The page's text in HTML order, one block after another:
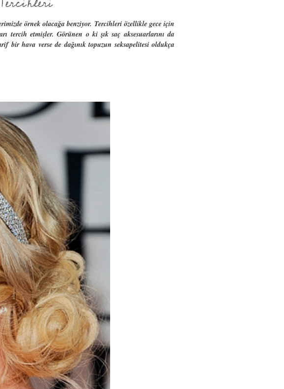
örnek olacağa benziyor. Tercihleri özellikle gece için
tercih etmişler. Görünen o ki şık saç aksesuarlarını da
bir hava verse de dağınık topuzun seksapelitesi oldukça